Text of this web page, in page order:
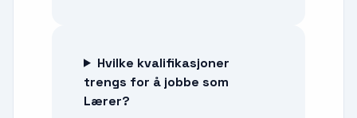
Hvilke kvalifikasjoner
trengs for å jobbe som
Lærer?